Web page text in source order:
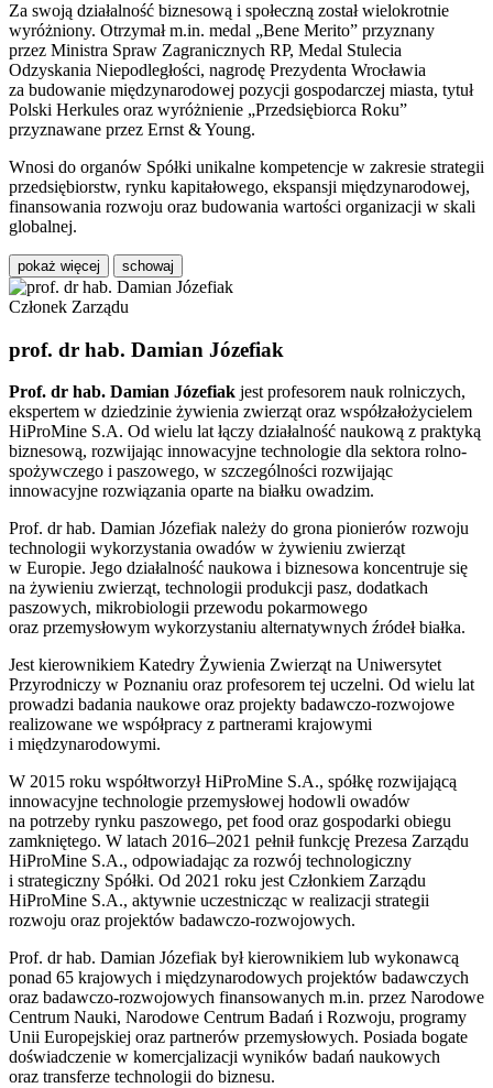
Za swoją działalność biznesową i społeczną został wielokrotnie
wyróżniony. Otrzymał m.in. medal „Bene Merito” przyznany
przez Ministra Spraw Zagranicznych RP, Medal Stulecia
Odzyskania Niepodległości, nagrodę Prezydenta Wrocławia
za budowanie międzynarodowej pozycji gospodarczej miasta, tytuł
Polski Herkules oraz wyróżnienie „Przedsiębiorca Roku”
przyznawane przez Ernst & Young.
Wnosi do organów Spółki unikalne kompetencje w zakresie strategii
przedsiębiorstw, rynku kapitałowego, ekspansji międzynarodowej,
finansowania rozwoju oraz budowania wartości organizacji w skali
globalnej.
pokaż więcej schowaj
Członek Zarządu
prof. dr hab. Damian Józefiak
Prof. dr hab. Damian Józefiak jest profesorem nauk rolniczych,
ekspertem w dziedzinie żywienia zwierząt oraz współzałożycielem
HiProMine S.A. Od wielu lat łączy działalność naukową z praktyką
biznesową, rozwijając innowacyjne technologie dla sektora rolno-
spożywczego i paszowego, w szczególności rozwijając
innowacyjne rozwiązania oparte na białku owadzim.
Prof. dr hab. Damian Józefiak należy do grona pionierów rozwoju
technologii wykorzystania owadów w żywieniu zwierząt
w Europie. Jego działalność naukowa i biznesowa koncentruje się
na żywieniu zwierząt, technologii produkcji pasz, dodatkach
paszowych, mikrobiologii przewodu pokarmowego
oraz przemysłowym wykorzystaniu alternatywnych źródeł białka.
Jest kierownikiem Katedry Żywienia Zwierząt na Uniwersytet
Przyrodniczy w Poznaniu oraz profesorem tej uczelni. Od wielu lat
prowadzi badania naukowe oraz projekty badawczo-rozwojowe
realizowane we współpracy z partnerami krajowymi
i międzynarodowymi.
W 2015 roku współtworzył HiProMine S.A., spółkę rozwijającą
innowacyjne technologie przemysłowej hodowli owadów
na potrzeby rynku paszowego, pet food oraz gospodarki obiegu
zamkniętego. W latach 2016–2021 pełnił funkcję Prezesa Zarządu
HiProMine S.A., odpowiadając za rozwój technologiczny
i strategiczny Spółki. Od 2021 roku jest Członkiem Zarządu
HiProMine S.A., aktywnie uczestnicząc w realizacji strategii
rozwoju oraz projektów badawczo-rozwojowych.
Prof. dr hab. Damian Józefiak był kierownikiem lub wykonawcą
ponad 65 krajowych i międzynarodowych projektów badawczych
oraz badawczo-rozwojowych finansowanych m.in. przez Narodowe
Centrum Nauki, Narodowe Centrum Badań i Rozwoju, programy
Unii Europejskiej oraz partnerów przemysłowych. Posiada bogate
doświadczenie w komercjalizacji wyników badań naukowych
oraz transferze technologii do biznesu.